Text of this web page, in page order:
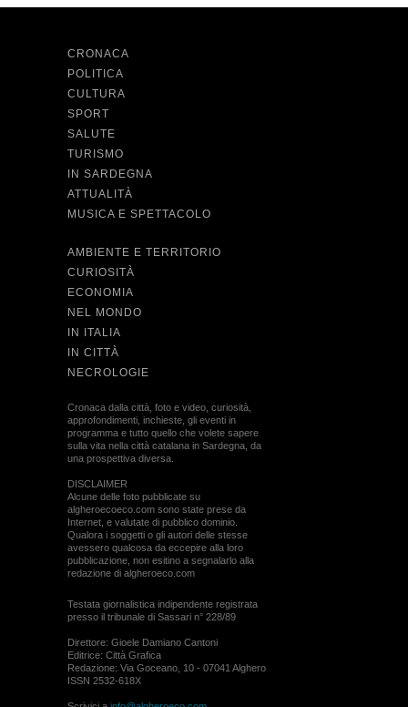
CRONACA
POLITICA
CULTURA
SPORT
SALUTE
TURISMO
IN SARDEGNA
ATTUALITÀ
MUSICA E SPETTACOLO
AMBIENTE E TERRITORIO
CURIOSITÀ
ECONOMIA
NEL MONDO
IN ITALIA
IN CITTÀ
NECROLOGIE
Cronaca dalla città, foto e video, curiosità,
approfondimenti, inchieste, gli eventi in
programma e tutto quello che volete sapere
sulla vita nella città catalana in Sardegna, da
una prospettiva diversa.
DISCLAIMER
Alcune delle foto pubblicate su
algheroecoeco.com sono state prese da
Internet, e valutate di pubblico dominio.
Qualora i soggetti o gli autori delle stesse
avessero qualcosa da eccepire alla loro
pubblicazione, non esitino a segnalarlo alla
redazione di algheroeco.com
Testata giornalistica indipendente registrata
presso il tribunale di Sassari n° 228/89
Direttore: Gioele Damiano Cantoni
Editrice: Città Grafica
Redazione: Via Goceano, 10 - 07041 Alghero
ISSN 2532-618X